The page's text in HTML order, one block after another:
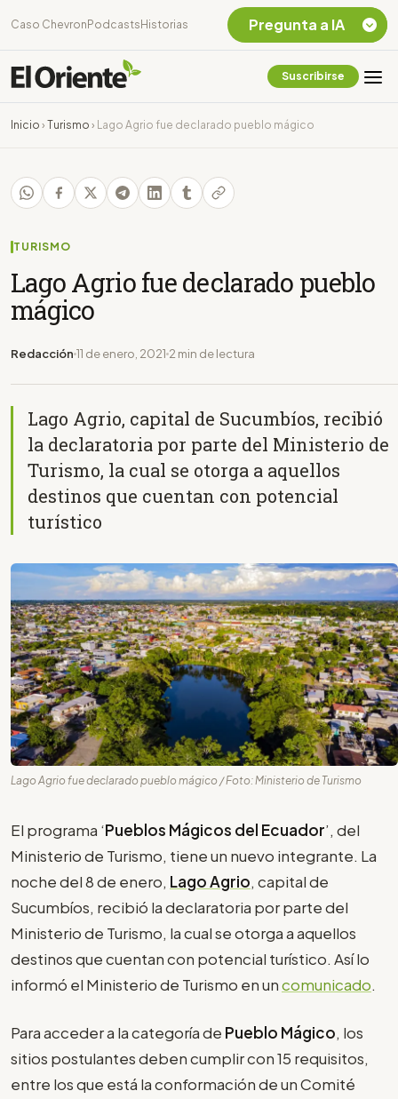
Caso Chevron Podcasts Historias
Suscribirse
Inicio › Turismo › Lago Agrio fue declarado pueblo mágico
TURISMO
Lago Agrio fue declarado pueblo
mágico
Redacción 11 de enero, 2021 2 min de lectura
Lago Agrio, capital de Sucumbíos, recibió
la declaratoria por parte del Ministerio de
Turismo, la cual se otorga a aquellos
destinos que cuentan con potencial
turístico
Lago Agrio fue declarado pueblo mágico / Foto: Ministerio de Turismo
El programa ‘Pueblos Mágicos del Ecuador’, del
Ministerio de Turismo, tiene un nuevo integrante. La
noche del 8 de enero, Lago Agrio, capital de
Sucumbíos, recibió la declaratoria por parte del
Ministerio de Turismo, la cual se otorga a aquellos
destinos que cuentan con potencial turístico. Así lo
informó el Ministerio de Turismo en uncomunicado.
Para acceder a la categoría de Pueblo Mágico, los
sitios postulantes deben cumplir con 15 requisitos,
entre los que está la conformación de un Comité
Pregunta a IA
Chevron Ecuador